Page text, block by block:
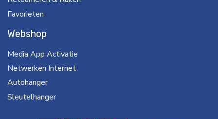
Favorieten
Webshop
Media App Activatie
Netwerken Internet
Autohanger
Sleutelhanger